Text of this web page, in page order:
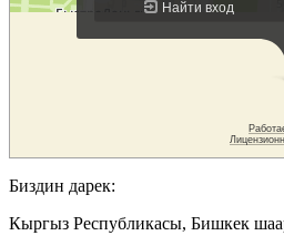
Биздин дарек:
Кыргыз Республикасы, Бишкек